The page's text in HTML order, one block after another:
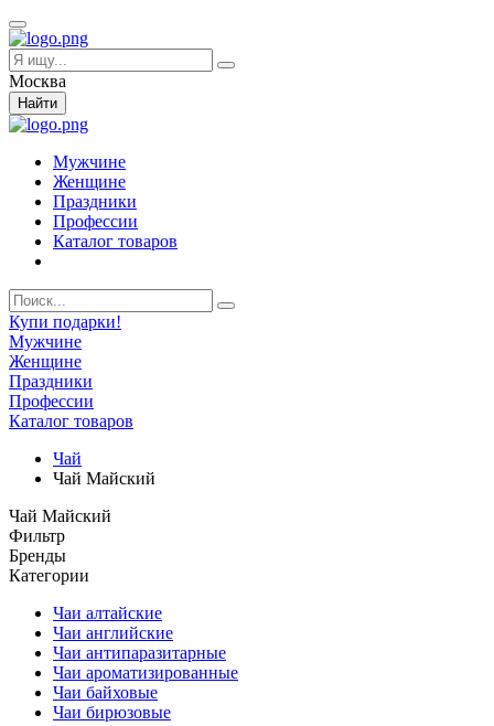
Москва
Найти
Мужчине
Женщине
Праздники
Профессии
Каталог товаров
Купи подарки!
Мужчине
Женщине
Праздники
Профессии
Каталог товаров
Чай
Чай Майский
Чай Майский
Фильтр
Бренды
Категории
Чаи алтайские
Чаи английские
Чаи антипаразитарные
Чаи ароматизированные
Чаи байховые
Чаи бирюзовые